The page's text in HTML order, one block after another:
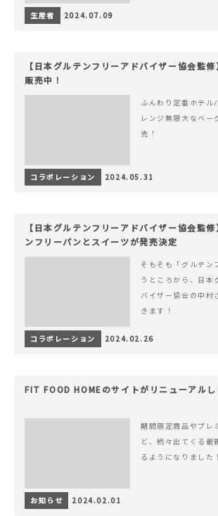
生産者 2024.07.09
【日本グルテンフリーアドバイザー協会監
販売中！
ふんわり定番ホテル
レンジ無限大なベー
売！
コラボレーション 2024.05.31
【日本グルテンフリーアドバイザー協会監
ンフリーパンとスイーツが発売決定
そもそも「グルテン
うところから、日本
バイザー協会の中村
きます！
コラボレーション 2024.02.26
FIT FOOD HOMEのサイトがリニューアルし
期間限定商品やプレ
ど、続々出てくる最
るようになりました！
お知らせ 2024.02.01